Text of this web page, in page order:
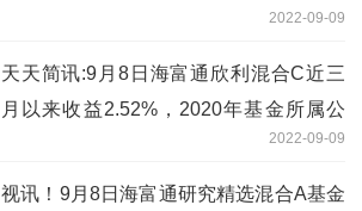
2022-09-09
天天简讯:9月8日海富通欣利混合C近三
月以来收益2.52%，2020年基金所属公
2022-09-09
视讯！9月8日海富通研究精选混合A基金